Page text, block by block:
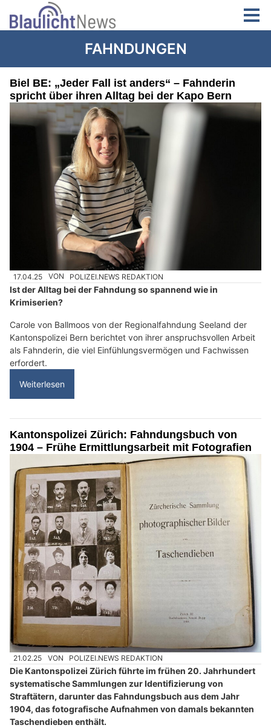
FAHNDUNGEN
Biel BE: „Jeder Fall ist anders“ – Fahnderin
spricht über ihren Alltag bei der Kapo Bern
17.04.25 VON POLIZEI.NEWS REDAKTION
Ist der Alltag bei der Fahndung so spannend wie in
Krimiserien?
Carole von Ballmoos von der Regionalfahndung Seeland der
Kantonspolizei Bern berichtet von ihrer anspruchsvollen Arbeit
als Fahnderin, die viel Einfühlungsvermögen und Fachwissen
erfordert.
Weiterlesen
Kantonspolizei Zürich: Fahndungsbuch von
1904 – Frühe Ermittlungsarbeit mit Fotografien
21.02.25 VON POLIZEI.NEWS REDAKTION
Die Kantonspolizei Zürich führte im frühen 20. Jahrhundert
systematische Sammlungen zur Identifizierung von
Straftätern, darunter das Fahndungsbuch aus dem Jahr
1904, das fotografische Aufnahmen von damals bekannten
Taschendieben enthält.